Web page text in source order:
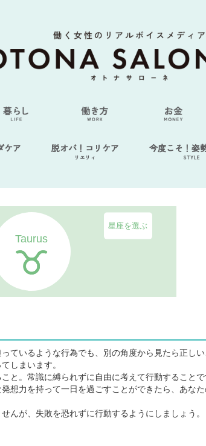
ケア 脱オバ！コリケア
リエリィ
今度こそ！姿
STYLE
Taurus
星座を選ぶ
ているような行為でも、別の角度から見たら正し
しまいます。
と。常識に縛られずに自由に考えて行動すること
想力を持って一日を過ごすことができたら、あな
が、失敗を恐れずに行動するようにしましょう。